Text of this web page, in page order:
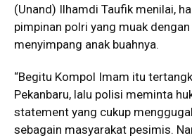
(Unand) Ilhamdi Taufik menilai,
pimpinan polri yang muak
menyimpang anak buahnya.
“Begitu Kompol Imam itu
Pekanbaru, lalu polisi meminta
statement yang cukup
sebagain masyarakat pesimis.